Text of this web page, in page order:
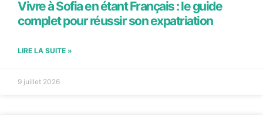
Vivre à Sofia en étant Français : le guide
complet pour réussir son expatriation
LIRE LA SUITE »
9 juillet 2026